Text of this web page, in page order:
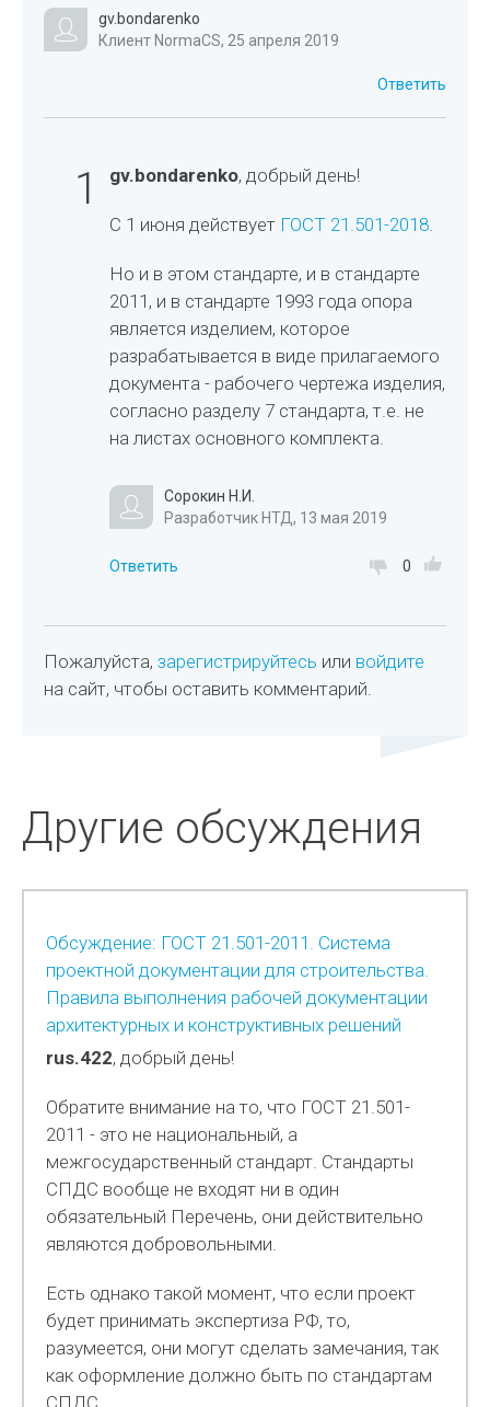
gv.bondarenko
Клиент NormaCS, 25 апреля 2019
Ответить
1 gv.bondarenko, добрый день!
С 1 июня действует ГОСТ 21.501-2018.
Но и в этом стандарте, и в стандарте
2011, и в стандарте 1993 года опора
является изделием, которое
разрабатывается в виде прилагаемого
документа - рабочего чертежа изделия,
согласно разделу 7 стандарта, т.е. не
на листах основного комплекта.
Сорокин Н.И.
Разработчик НТД, 13 мая 2019
Ответить 0
Пожалуйста,зарегистрируйтесь или войдите
на сайт, чтобы оставить комментарий.
Другие обсуждения
Обсуждение: ГОСТ 21.501-2011. Система
проектной документации для строительства.
Правила выполнения рабочей документации
архитектурных и конструктивных решений
rus.422, добрый день!
Обратите внимание на то, что ГОСТ 21.501-
2011 - это не национальный, а
межгосударственный стандарт. Стандарты
СПДС вообще не входят ни в один
обязательный Перечень, они действительно
являются добровольными.
Есть однако такой момент, что если проект
будет принимать экспертиза РФ, то,
разумеется, они могут сделать замечания, так
как оформление должно быть по стандартам
СПДС.